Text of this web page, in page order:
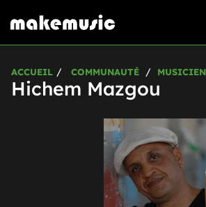
ACCUEIL COMMUNAUTÉ
Hichem Mazgou